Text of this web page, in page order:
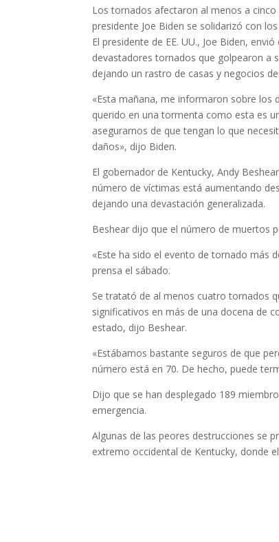
Los tornados afectaron al menos a cinco
presidente Joe Biden se solidarizó con
El presidente de EE. UU., Joe Biden,
devastadores tornados que golpearon a
dejando un rastro de casas y negocios
«Esta mañana, me informaron sobre los
querido en una tormenta como esta es
asegurarnos de que tengan lo que
daños», dijo Biden.
El gobernador de Kentucky, Andy
número de víctimas está aumentando
dejando una devastación generalizada.
Beshear dijo que el número de muertos
«Este ha sido el evento de tornado más
prensa el sábado.
Se tratató de al menos cuatro tornados
significativos en más de una docena de
estado, dijo Beshear.
«Estábamos bastante seguros de que
número está en 70. De hecho, puede
Dijo que se han desplegado 189
emergencia.
Algunas de las peores destrucciones se
extremo occidental de Kentucky, donde